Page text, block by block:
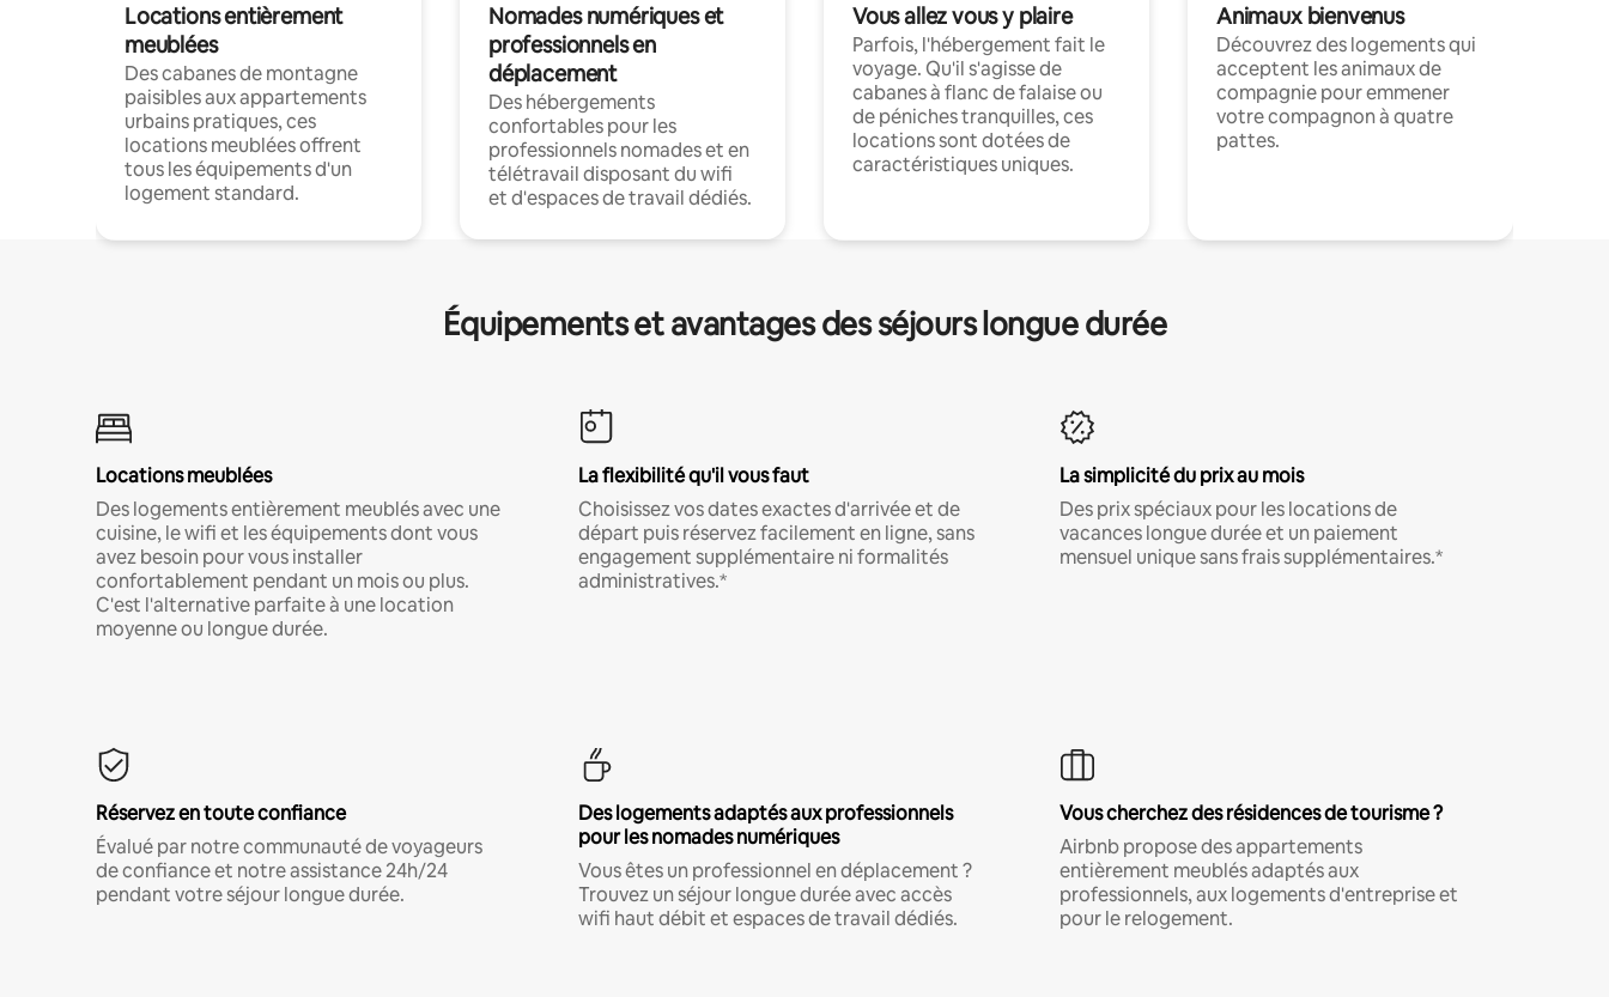
Locations entièrement
meublées
Des cabanes de montagne
paisibles aux appartements
urbains pratiques, ces
locations meublées offrent
tous les équipements d'un
logement standard.
Nomades numériques et
professionnels en
déplacement
Des hébergements
confortables pour les
professionnels nomades et en
télétravail disposant du wifi
et d'espaces de travail dédiés.
Vous allez vous y plaire
Parfois, l'hébergement fait le
voyage. Qu'il s'agisse de
cabanes à flanc de falaise ou
de péniches tranquilles, ces
locations sont dotées de
caractéristiques uniques.
Animaux bienvenus
Découvrez des logements qui
acceptent les animaux de
compagnie pour emmener
votre compagnon à quatre
pattes.
Équipements et avantages des séjours longue durée
Locations meublées
Des logements entièrement meublés avec une
cuisine, le wifi et les équipements dont vous
avez besoin pour vous installer
confortablement pendant un mois ou plus.
C'est l'alternative parfaite à une location
moyenne ou longue durée.
La flexibilité qu'il vous faut
Choisissez vos dates exactes d'arrivée et de
départ puis réservez facilement en ligne, sans
engagement supplémentaire ni formalités
administratives.*
La simplicité du prix au mois
Des prix spéciaux pour les locations de
vacances longue durée et un paiement
mensuel unique sans frais supplémentaires.*
Réservez en toute confiance
Évalué par notre communauté de voyageurs
de confiance et notre assistance 24h/24
pendant votre séjour longue durée.
Des logements adaptés aux professionnels
pour les nomades numériques
Vous êtes un professionnel en déplacement ?
Trouvez un séjour longue durée avec accès
wifi haut débit et espaces de travail dédiés.
Vous cherchez des résidences de tourisme ?
Airbnb propose des appartements
entièrement meublés adaptés aux
professionnels, aux logements d'entreprise et
pour le relogement.